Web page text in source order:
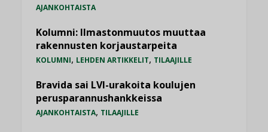
AJANKOHTAISTA
Kolumni: Ilmastonmuutos muuttaa
rakennusten korjaustarpeita
KOLUMNI, LEHDEN ARTIKKELIT, TILAAJILLE
Bravida sai LVI-urakoita koulujen
perusparannushankkeissa
AJANKOHTAISTA, TILAAJILLE